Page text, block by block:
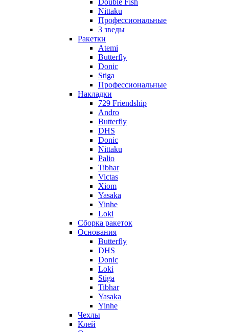
Double Fish
Nittaku
Профессиональные
3 зведы
Ракетки
Atemi
Butterfly
Donic
Stiga
Профессиональные
Накладки
729 Friendship
Andro
Butterfly
DHS
Donic
Nittaku
Palio
Tibhar
Victas
Xiom
Yasaka
Yinhe
Loki
Сборка ракеток
Основания
Butterfly
DHS
Donic
Loki
Stiga
Tibhar
Yasaka
Yinhe
Чехлы
Клей